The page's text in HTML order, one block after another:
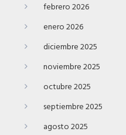
febrero 2026
enero 2026
diciembre 2025
noviembre 2025
octubre 2025
septiembre 2025
agosto 2025